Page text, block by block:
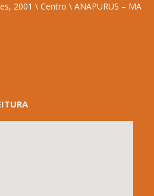
2001 \ Centro \ ANAPURUS – MA